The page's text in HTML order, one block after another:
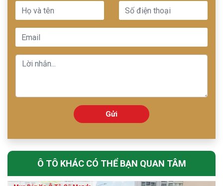
Gửi
Ô TÔ KHÁC CÓ THỂ BẠN QUAN TÂM